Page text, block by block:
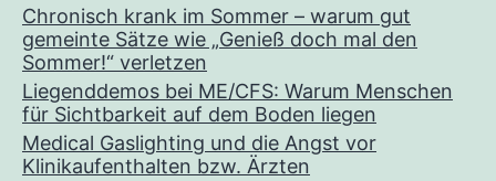
Chronisch krank im Sommer – warum gut
gemeinte Sätze wie „Genieß doch mal den
Sommer!“ verletzen
Liegenddemos bei ME/CFS: Warum Menschen
für Sichtbarkeit auf dem Boden liegen
Medical Gaslighting und die Angst vor
Klinikaufenthalten bzw. Ärzten